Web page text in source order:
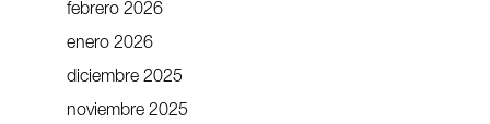
febrero 2026
enero 2026
diciembre 2025
noviembre 2025